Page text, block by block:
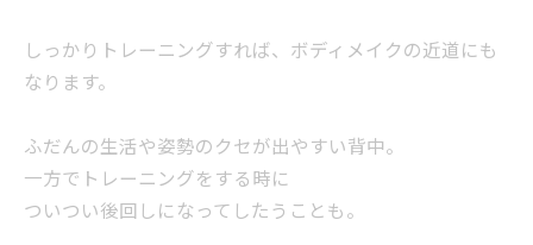
しっかりトレーニングすれば、ボディメイクの近道にも
なります。
ふだんの生活や姿勢のクセが出やすい背中。
一方でトレーニングをする時に
ついつい後回しになってしたうことも。